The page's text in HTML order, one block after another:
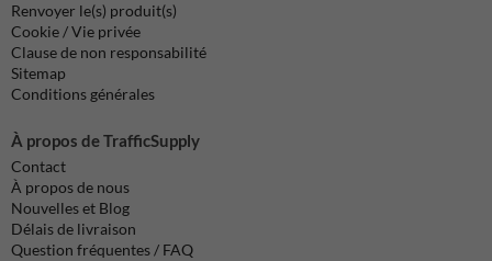
Renvoyer le(s) produit(s)
Cookie / Vie privée
Clause de non responsabilité
Sitemap
Conditions générales
À propos de TrafficSupply
Contact
À propos de nous
Nouvelles et Blog
Délais de livraison
Question fréquentes / FAQ